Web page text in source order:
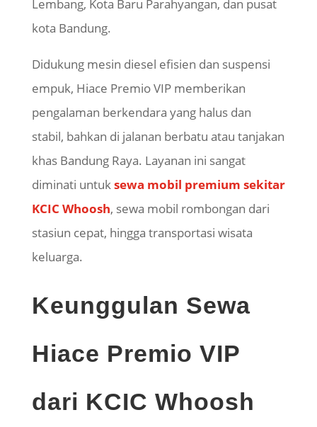
Lembang, Kota Baru Parahyangan, dan pusat
kota Bandung.
Didukung mesin diesel efisien dan suspensi
empuk, Hiace Premio VIP memberikan
pengalaman berkendara yang halus dan
stabil, bahkan di jalanan berbatu atau tanjakan
khas Bandung Raya. Layanan ini sangat
diminati untuksewa mobil premium sekitar
KCIC Whoosh, sewa mobil rombongan dari
stasiun cepat, hingga transportasi wisata
keluarga.
Keunggulan Sewa
Hiace Premio VIP
dari KCIC Whoosh